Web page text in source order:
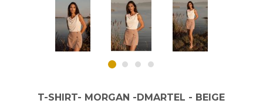
T-SHIRT- MORGAN -DMARTEL - BEIGE